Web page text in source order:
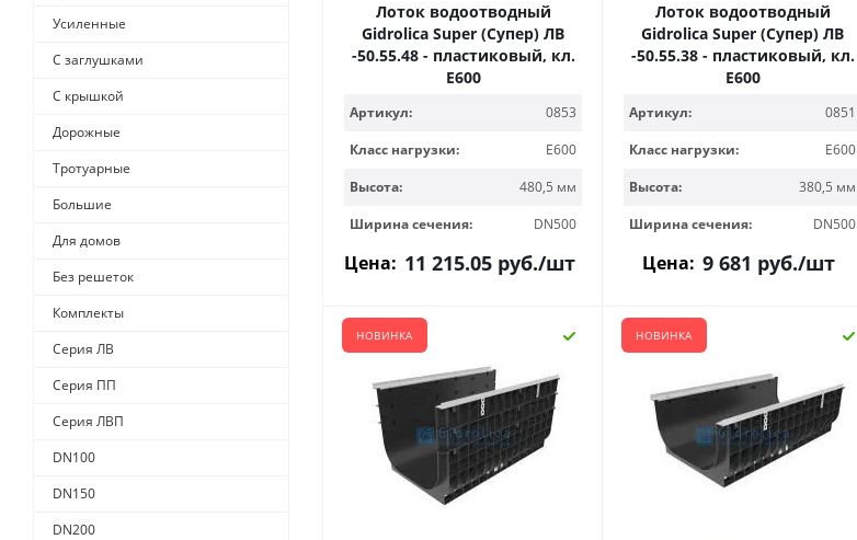
Лоток водоотводный
Gidrolica Super (Супер) ЛВ
-50.55.48 - пластиковый, кл.
Е600
Артикул:
0853
Класс нагрузки:
E600
Высота:
480,5 мм
Ширина сечения:
DN500
Цена: 11 215.05 руб./шт
Лоток водоотводный
Gidrolica Super (Супер) ЛВ
-50.55.38 - пластиковый, кл.
Е600
Артикул:
0851
Класс нагрузки:
E600
Высота:
380,5 мм
Ширина сечения:
DN500
Цена: 9 681 руб./шт
НОВИНКА НОВИНКА
Усиленные
С заглушками
С крышкой
Дорожные
Тротуарные
Большие
Для домов
Без решеток
Комплекты
Серия ЛВ
Серия ПП
Серия ЛВП
DN100
DN150
DN200